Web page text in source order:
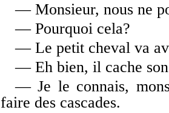
— Monsieur, nous ne
— Pourquoi cela?
— Le petit cheval va
— Eh bien, il cache
— Je le connais,
faire des cascades.